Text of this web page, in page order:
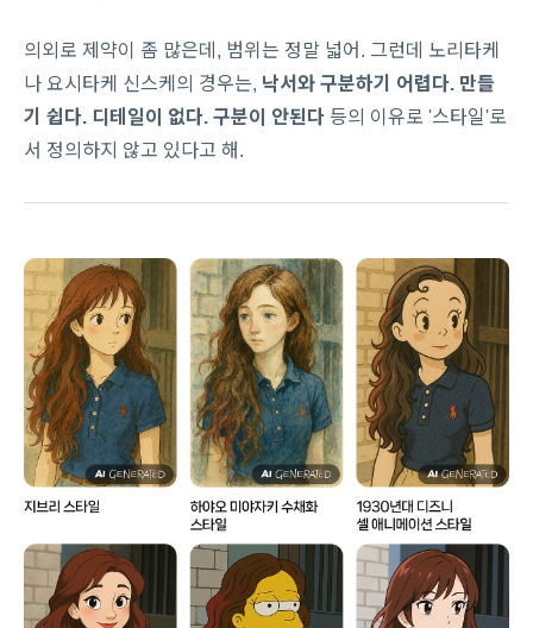
의외로 제약이 좀 많은데, 범위는 정말 넓어. 그런데 노리타케
나 요시타케 신스케의 경우는, 낙서와 구분하기 어렵다. 만들
기 쉽다. 디테일이 없다. 구분이 안된다 등의 이유로 '스타일'로
서 정의하지 않고 있다고 해.